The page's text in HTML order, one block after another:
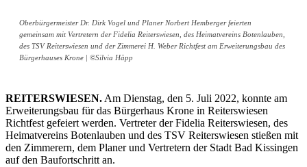
Oberbürgermeister Dr. Dirk Vogel und Planer Norbert Hemberger feierten
gemeinsam mit Vertretern der Fidelia Reiterswiesen, des Heimatvereins Botenlauben,
des TSV Reiterswiesen und der Zimmerei H. Weber Richtfest am Erweiterungsbau des
Bürgerhauses Krone | ©Silvia Häpp
REITERSWIESEN. Am Dienstag, den 5. Juli 2022, konnte am
Erweiterungsbau für das Bürgerhaus Krone in Reiterswiesen
Richtfest gefeiert werden. Vertreter der Fidelia Reiterswiesen, des
Heimatvereins Botenlauben und des TSV Reiterswiesen stießen mit
den Zimmerern, dem Planer und Vertretern der Stadt Bad Kissingen
auf den Baufortschritt an.